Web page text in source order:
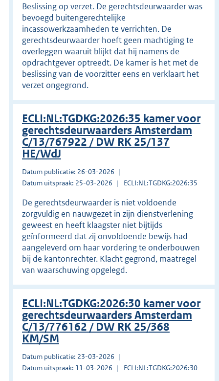
Beslissing op verzet. De gerechtsdeurwaarder was
bevoegd buitengerechtelijke
incassowerkzaamheden te verrichten. De
gerechtsdeurwaarder hoeft geen machtiging te
overleggen waaruit blijkt dat hij namens de
opdrachtgever optreedt. De kamer is het met de
beslissing van de voorzitter eens en verklaart het
verzet ongegrond.
ECLI:NL:TGDKG:2026:35 kamer voor
gerechtsdeurwaarders Amsterdam
C/13/767922 / DW RK 25/137
HE/WdJ
Datum publicatie: 26-03-2026
Datum uitspraak: 25-03-2026
ECLI:NL:TGDKG:2026:35
De gerechtsdeurwaarder is niet voldoende
zorgvuldig en nauwgezet in zijn dienstverlening
geweest en heeft klaagster niet bijtijds
geïnformeerd dat zij onvoldoende bewijs had
aangeleverd om haar vordering te onderbouwen
bij de kantonrechter. Klacht gegrond, maatregel
van waarschuwing opgelegd.
ECLI:NL:TGDKG:2026:30 kamer voor
gerechtsdeurwaarders Amsterdam
C/13/776162 / DW RK 25/368
KM/SM
Datum publicatie: 23-03-2026
Datum uitspraak: 11-03-2026
ECLI:NL:TGDKG:2026:30